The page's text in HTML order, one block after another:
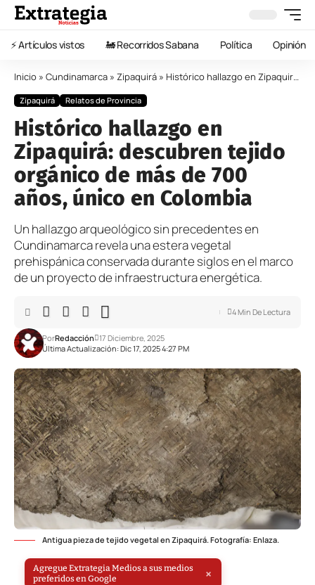
⚡️ Artículos vistos 🚂 Recorridos Sabana Política Opinión
Inicio » Cundinamarca » Zipaquirá » Histórico hallazgo en Zipaquirá: descubren tejido orgánico de más de 700 años, único en Colombia
Zipaquirá Relatos de Provincia
Histórico hallazgo en
Zipaquirá: descubren tejido
orgánico de más de 700
años, único en Colombia
Un hallazgo arqueológico sin precedentes en
Cundinamarca revela una estera vegetal
prehispánica conservada durante siglos en el marco
de un proyecto de infraestructura energética.
Última Actualización: Dic 17, 2025 4:27 PM
PorRedacción 17 Diciembre, 2025
4 Min De Lectura
Antigua pieza de tejido vegetal en Zipaquirá. Fotografía: Enlaza.
Agregue Extrategia Medios a sus medios
preferidos en Google
×